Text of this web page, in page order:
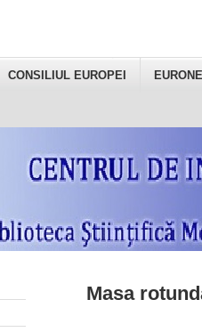
CONSILIUL EUROPEI
Masa